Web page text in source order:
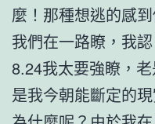
麼！那種想逃的感
我們在一路瞭，我認
8.24我太要強瞭，
是我今朝能斷定的